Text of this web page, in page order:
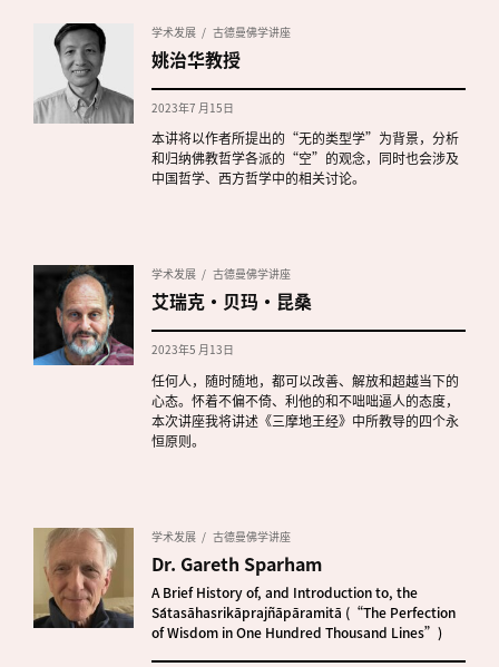
学术发展 古德曼佛学讲座
姚治华教授
2023年7 月15日
本讲将以作者所提出的“无的类型学”为背景，分析
和归纳佛教哲学各派的“空”的观念，同时也会涉及
中国哲学、西方哲学中的相关讨论。
学术发展 古德曼佛学讲座
艾瑞克·贝玛·昆桑
2023年5 月13日
任何人，随时随地，都可以改善、解放和超越当下的
心态。怀着不偏不倚、利他的和不咄咄逼人的态度，
本次讲座我将讲述《三摩地王经》中所教导的四个永
恒原则。
学术发展 古德曼佛学讲座
Dr. Gareth Sparham
A Brief History of, and Introduction to, the
Śatasāhasrikāprajñāpāramitā (“The Perfection
of Wisdom in One Hundred Thousand Lines”)